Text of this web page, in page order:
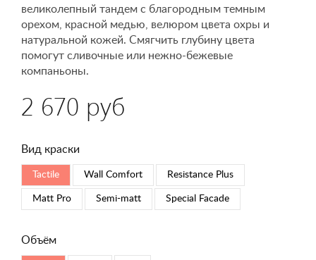
великолепный тандем с благородным темным
орехом, красной медью, велюром цвета охры и
натуральной кожей. Смягчить глубину цвета
помогут сливочные или нежно-бежевые
компаньоны.
2 670 руб
Вид краски
Tactile Wall Comfort Resistance Plus
Matt Pro Semi-matt Special Faсade
Объём